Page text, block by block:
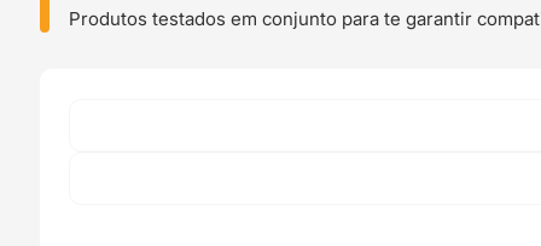
Sage
Produtos testados em conjunto para te garantir